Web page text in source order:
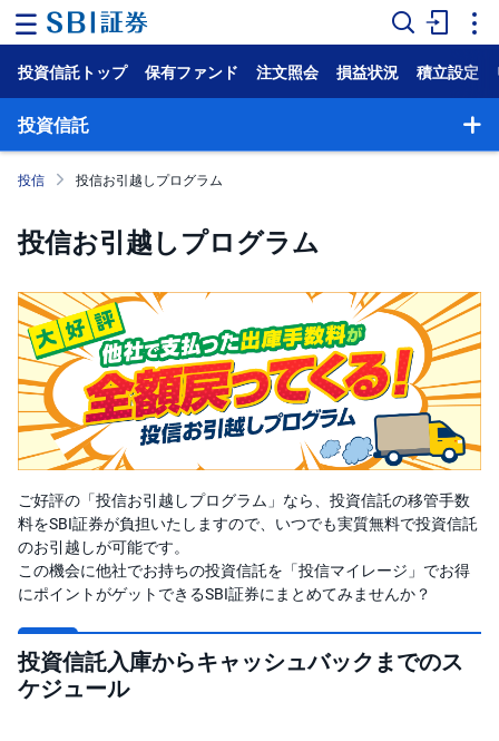
ホ
ー
ム
マ
ー
ト
国
内
株
式
外
国
株
投
資
信
託
債
券
FX
投資信託トップ 保有ファンド 注文照会 損益状況 積立設定
投資信託
投信 投信お引越しプログラム
投信お引越しプログラム
ご好評の「投信お引越しプログラム」なら、投資信託の移管手数
料をSBI証券が負担いたしますので、いつでも実質無料で投資信託
のお引越しが可能です。
この機会に他社でお持ちの投資信託を「投信マイレージ」でお得
にポイントがゲットできるSBI証券にまとめてみませんか？
投資信託入庫からキャッシュバックまでのス
ケジュール